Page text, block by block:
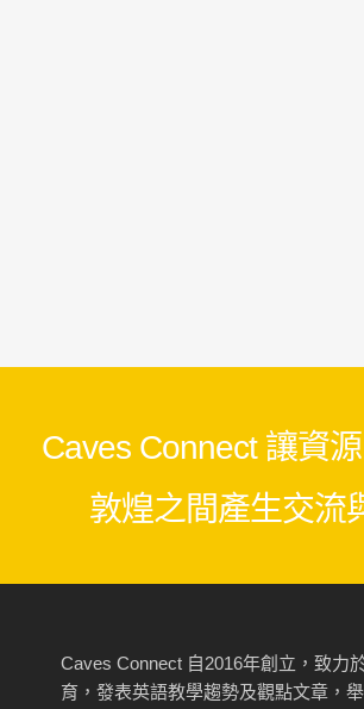
Caves Connect 讓資
敦煌之間產生交流
Caves Connect 自2016年創立，致力
育，發表英語教學趨勢及觀點文章，